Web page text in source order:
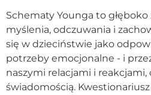
Dawka wiedzy
Dla specjalistów
Kontakt
Schematy Younga to
myślenia, odczuwania i
się w dzieciństwie jako
potrzeby emocjonalne - i
naszymi relacjami i reakcjami,
świadomością.